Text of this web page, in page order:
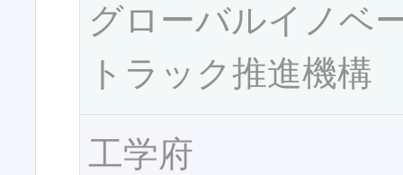
グローバルイノベ
トラック推進機構
工学府